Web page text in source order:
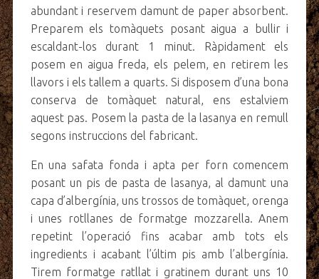
abundant i reservem damunt de paper absorbent.
Preparem els tomàquets posant aigua a bullir i
escaldant-los durant 1 minut. Ràpidament els
posem en aigua freda, els pelem, en retirem les
llavors i els tallem a quarts. Si disposem d’una bona
conserva de tomàquet natural, ens estalviem
aquest pas. Posem la pasta de la lasanya en remull
segons instruccions del fabricant.
En una safata fonda i apta per forn comencem
posant un pis de pasta de lasanya, al damunt una
capa d’albergínia, uns trossos de tomàquet, orenga
i unes rotllanes de formatge mozzarella. Anem
repetint l’operació fins acabar amb tots els
ingredients i acabant l’últim pis amb l’albergínia.
Tirem formatge ratllat i gratinem durant uns 10